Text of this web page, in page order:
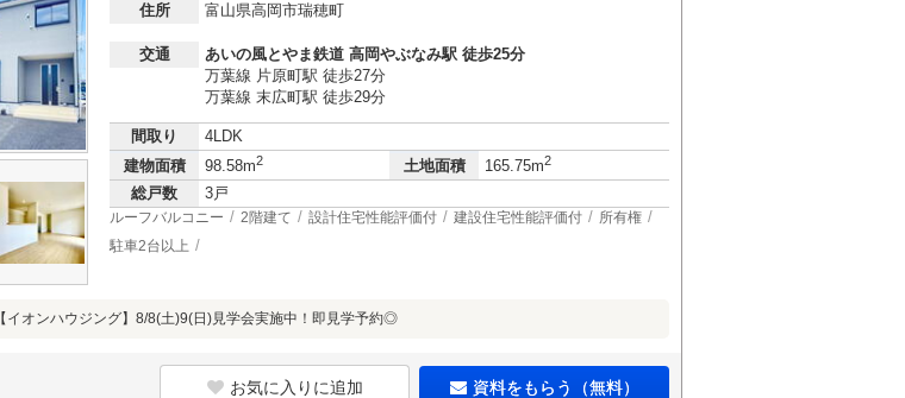
住所 富山県高岡市瑞穂町
交通
あいの風とやま鉄道 高岡やぶなみ駅 徒歩25分
万葉線 片原町駅 徒歩27分
万葉線 末広町駅 徒歩29分
間取り
4LDK
建物面積
98.58m2 土地面積 165.75m2
総戸数 3戸
ルーフバルコニー 2階建て 設計住宅性能評価付 建設住宅性能評価付
所有権
駐車2台以上
【イオンハウジング】8/8(土)9(日)見学会実施中！即見学予約◎
お気に入りに追加 資料をもらう（無料）